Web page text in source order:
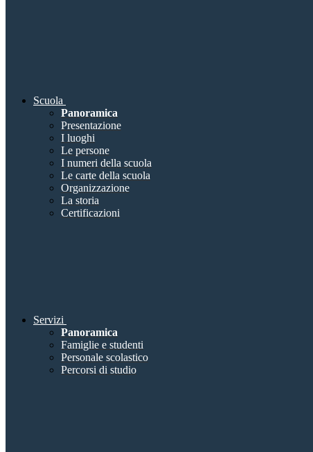
Scuola
Panoramica
Presentazione
I luoghi
Le persone
I numeri della scuola
Le carte della scuola
Organizzazione
La storia
Certificazioni
Servizi
Panoramica
Famiglie e studenti
Personale scolastico
Percorsi di studio